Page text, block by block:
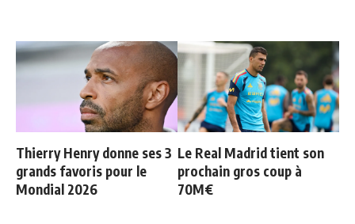
Thierry Henry donne ses 3
grands favoris pour le
Mondial 2026
Le Real Madrid tient son
prochain gros coup à
70M€